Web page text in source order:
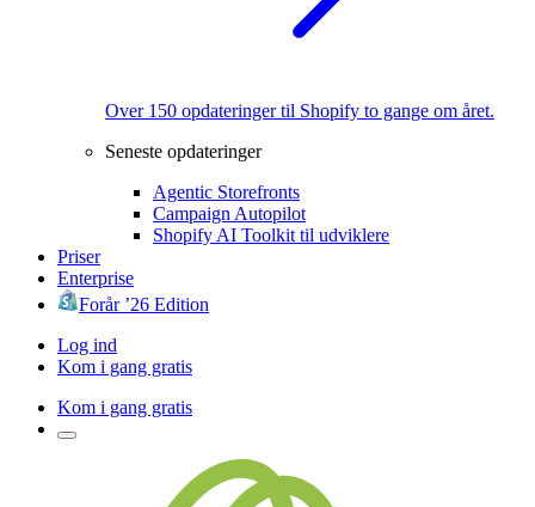
Over 150 opdateringer til Shopify to gange om året.
Seneste opdateringer
Agentic Storefronts
Campaign Autopilot
Shopify AI Toolkit til udviklere
Priser
Enterprise
Forår ’26 Edition
Log ind
Kom i gang gratis
Kom i gang gratis